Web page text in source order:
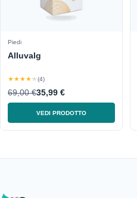
Piedi
Alluvalg
★★★★★(4)
69,00 €35,99 €
VEDI PRODOTTO